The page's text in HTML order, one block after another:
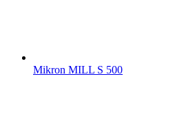
Mikron MILL S 500